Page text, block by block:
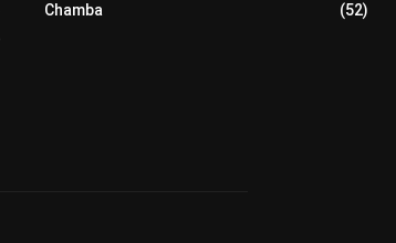
Chamba
(52)